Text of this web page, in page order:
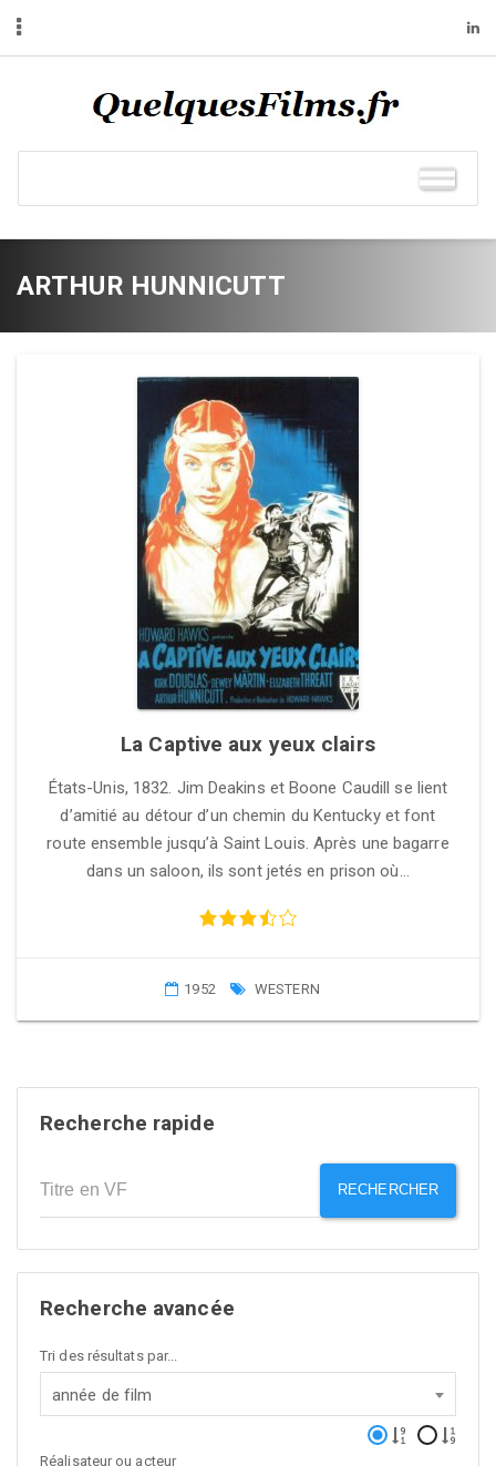
ARTHUR HUNNICUTT
La Captive aux yeux clairs
États-Unis, 1832. Jim Deakins et Boone Caudill se lient
d’amitié au détour d’un chemin du Kentucky et font
route ensemble jusqu’à Saint Louis. Après une bagarre
dans un saloon, ils sont jetés en prison où…
1952 WESTERN
Recherche rapide
RECHERCHER
Recherche avancée
Tri des résultats par...
année de film
Réalisateur ou acteur